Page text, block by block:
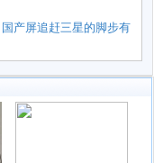
产屏追赶三星的脚步有